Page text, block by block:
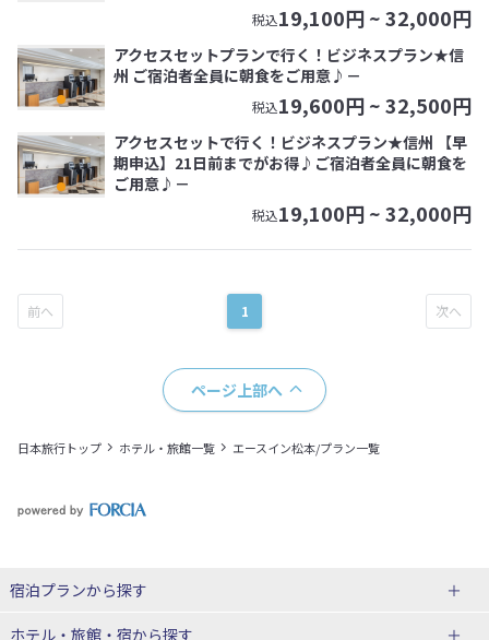
税込19,100円 ~32,000円
アクセスセットプランで行く！ビジネスプラン★信
州 ご宿泊者全員に朝食をご用意♪－
税込19,600円 ~32,500円
アクセスセットで行く！ビジネスプラン★信州 【早
期申込】21日前までがお得♪ご宿泊者全員に朝食を
ご用意♪－
税込19,100円 ~32,000円
1
ページ上部へ
日本旅行トップ ホテル・旅館一覧 エースイン松本/プラン一覧
宿泊プランから探す
北海道
ホテル・旅館・宿から探す